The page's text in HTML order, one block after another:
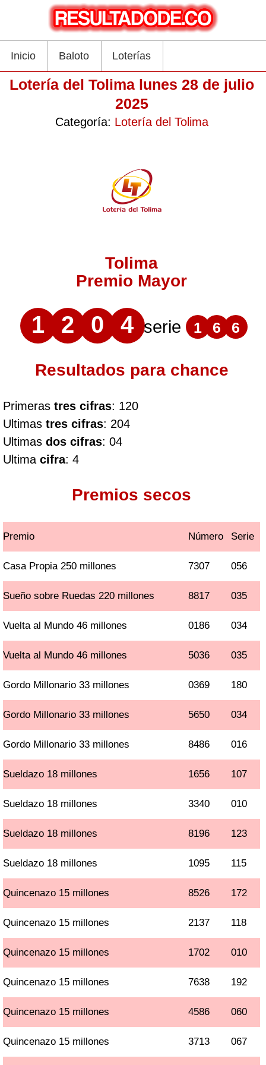
Inicio Baloto Loterías
Lotería del Tolima lunes 28 de julio
2025
Categoría: Lotería del Tolima
Tolima
Premio Mayor
1 2 0 4 serie 1 6 6
Resultados para chance
Primeras tres cifras: 120
Ultimas tres cifras: 204
Ultimas dos cifras: 04
Ultima cifra: 4
Premios secos
Premio Número Serie
Casa Propia 250 millones 7307 056
Sueño sobre Ruedas 220 millones 8817 035
Vuelta al Mundo 46 millones 0186 034
Vuelta al Mundo 46 millones 5036 035
Gordo Millonario 33 millones 0369 180
Gordo Millonario 33 millones 5650 034
Gordo Millonario 33 millones 8486 016
Sueldazo 18 millones 1656 107
Sueldazo 18 millones 3340 010
Sueldazo 18 millones 8196 123
Sueldazo 18 millones 1095 115
Quincenazo 15 millones 8526 172
Quincenazo 15 millones 2137 118
Quincenazo 15 millones 1702 010
Quincenazo 15 millones 7638 192
Quincenazo 15 millones 4586 060
Quincenazo 15 millones 3713 067